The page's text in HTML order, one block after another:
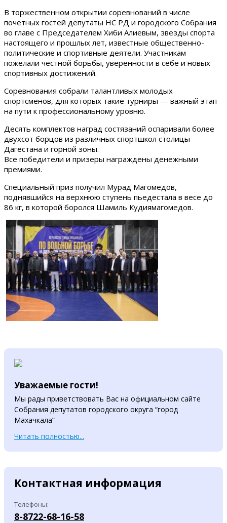
В торжественном открытии соревнований в числе
почетных гостей депутаты НС РД и городского Собрания
во главе с Председателем Хиби Алиевым, звезды спорта
настоящего и прошлых лет, известные общественно-
политические и спортивные деятели. Участникам
пожелали честной борьбы, уверенности в себе и новых
спортивных достижений.
Соревнования собрали талантливых молодых
спортсменов, для которых такие турниры — важный этап
на пути к профессиональному уровню.
Десять комплектов наград состязаний оспаривали более
двухсот борцов из различных спортшкол столицы
Дагестана и горной зоны.
Все победители и призеры награждены денежными
премиями.
Специальный приз получил Мурад Магомедов,
поднявшийся на верхнюю ступень пьедестала в весе до
86 кг, в которой боролся Шамиль Кудиямагомедов.
Уважаемые гости!
Мы рады приветствовать Вас на официальном сайте
Собрания депутатов городского округа “город
Махачкала”
Читать полностью...
Контактная информация
Телефоны:
8-8722-68-16-58